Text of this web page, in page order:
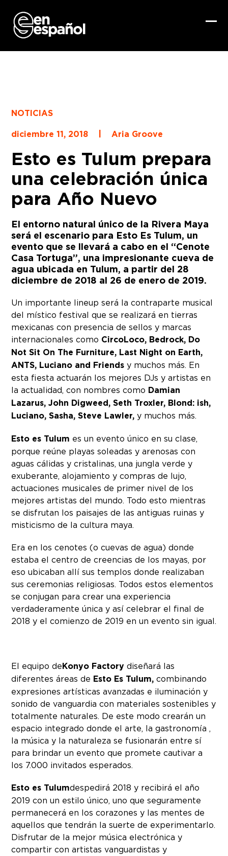
content
NOTICIAS
diciembre 11, 2018
| Aria Groove
Esto es Tulum prepara
una celebración única
para Año Nuevo
El entorno natural único de la Rivera Maya
será el escenario para Esto Es Tulum, un
evento que se llevará a cabo en el “Cenote
Casa Tortuga”, una impresionante cueva de
agua ubicada en Tulum, a partir del 28
diciembre de 2018 al 26 de enero de 2019.
Un importante lineup será la contraparte musical
del místico festival que se realizará en tierras
mexicanas con presencia de sellos y marcas
internacionales como CircoLoco, Bedrock, Do
Not Sit On The Furniture, Last Night on Earth,
ANTS, Luciano and Friends y muchos más. En
esta fiesta actuarán los mejores DJs y artistas en
la actualidad, con nombres como Damian
Lazarus, John Digweed, Seth Troxler, Blond: ish,
Luciano, Sasha, Steve Lawler, y muchos más.
Esto es Tulum es un evento único en su clase,
porque reúne playas soleadas y arenosas con
aguas cálidas y cristalinas, una jungla verde y
exuberante, alojamiento y compras de lujo,
actuaciones musicales de primer nivel de los
mejores artistas del mundo. Todo esto mientras
se disfrutan los paisajes de las antiguas ruinas y
misticismo de la cultura maya.
Era en los cenotes (o cuevas de agua) donde
estaba el centro de creencias de los mayas, por
eso ubicaban allí sus templos donde realizaban
sus ceremonias religiosas. Todos estos elementos
se conjugan para crear una experiencia
verdaderamente única y así celebrar el final de
2018 y el comienzo de 2019 en un evento sin igual.
El equipo deKonyo Factory diseñará las
diferentes áreas de Esto Es Tulum, combinando
expresiones artísticas avanzadas e iluminación y
sonido de vanguardia con materiales sostenibles y
totalmente naturales. De este modo crearán un
espacio integrado donde el arte, la gastronomía ,
la música y la naturaleza se fusionarán entre sí
para brindar un evento que promete cautivar a
los 7.000 invitados esperados.
Esto es Tulumdespedirá 2018 y recibirá el año
2019 con un estilo único, uno que seguramente
permanecerá en los corazones y las mentes de
aquellos que tendrán la suerte de experimentarlo.
Disfrutar de la mejor música electrónica y
compartir con artistas vanguardistas y